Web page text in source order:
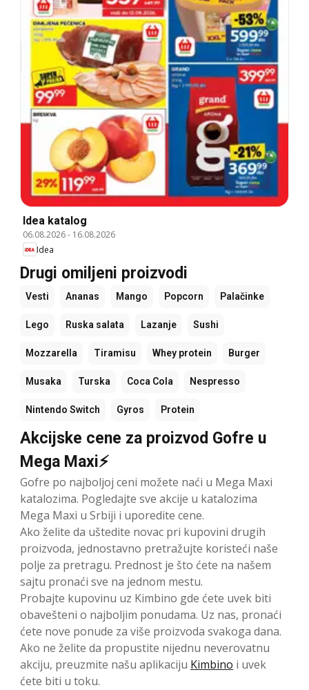
Idea katalog
06.08.2026- 16.08.2026
Idea
Drugi omiljeni proizvodi
Vesti Ananas Mango Popcorn Palačinke
Lego Ruska salata Lazanje Sushi
Mozzarella Tiramisu Whey protein Burger
Musaka Turska Coca Cola Nespresso
Nintendo Switch Gyros Protein
Akcijske cene za proizvod Gofre u
Mega Maxi⚡
Gofre po najboljoj ceni možete naći u Mega Maxi
katalozima. Pogledajte sve akcije u katalozima
Mega Maxi u Srbiji i uporedite cene.
Ako želite da uštedite novac pri kupovini drugih
proizvoda, jednostavno pretražujte koristeći naše
polje za pretragu. Prednost je što ćete na našem
sajtu pronaći sve na jednom mestu.
Probajte kupovinu uz Kimbino gde ćete uvek biti
obavešteni o najboljim ponudama. Uz nas, pronaći
ćete nove ponude za više proizvoda svakoga dana.
Ako ne želite da propustite nijednu neverovatnu
akciju, preuzmite našu aplikaciju Kimbino i uvek
ćete biti u toku.